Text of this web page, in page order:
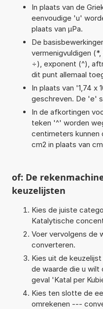
In plaats van de
eenvoudige 'u'
plaats van µPa.
De
vermenigvuldigen
÷), exponent (^),
dit punt allemaal
In plaats van '1,74 x
geschreven. De 'e'
In de afkortingen
teken '^' worden
centimeters kunnen
cm2 in plaats van
of: De
keuzelijsten
Kies de juiste
Katalytische
Voer vervolgens de
converteren.
Kies uit de
de waarde die u
geval 'Katal per
Kies ten slotte de
omrekenen ---